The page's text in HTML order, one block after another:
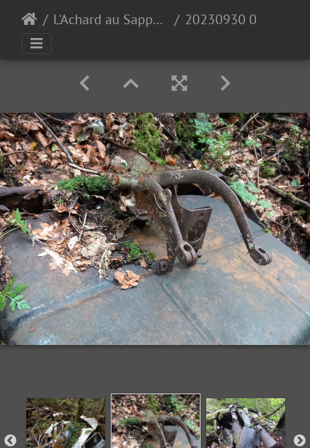
L'Achard au Sappey en Chartreuse 30-09-23 20230930 085504